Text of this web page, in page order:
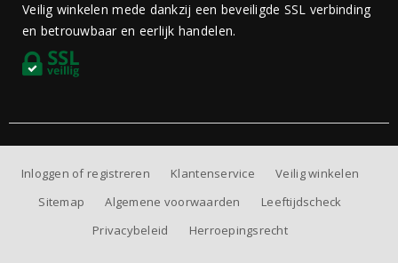
Veilig winkelen mede dankzij een beveiligde SSL verbinding
en betrouwbaar en eerlijk handelen.
Inloggen of registreren Klantenservice
Veilig winkelen
Sitemap
Algemene voorwaarden
Leeftijdscheck
Privacybeleid
Herroepingsrecht